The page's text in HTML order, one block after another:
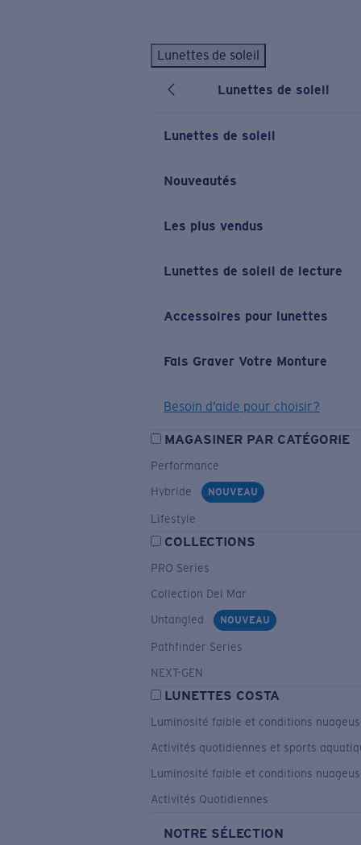
Lunettes de soleil
Lunettes de soleil
Lunettes de soleil
Nouveautés
Les plus vendus
Lunettes de soleil de lecture
Accessoires pour lunettes
Fais Graver Votre Monture
Besoin d’aide pour choisir?
MAGASINER PAR CATÉGORIE
Performance
Hybride
NOUVEAU
Lifestyle
COLLECTIONS
PRO Series
Collection Del Mar
Untangled
NOUVEAU
Pathfinder Series
NEXT-GEN
LUNETTES COSTA
Luminosité faible et conditions
Activités quotidiennes et sports
Luminosité faible et conditions
Activités Quotidiennes
NOTRE SÉLECTION
LES PLUS RECHERCHÉS
Lunettes de soleil personnalisées Nouveau